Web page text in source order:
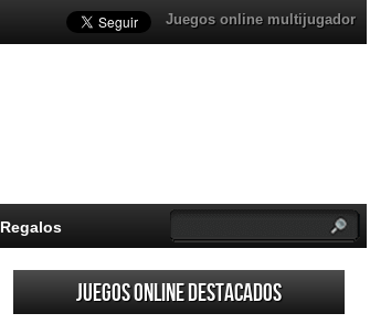
Juegos online multijugador
Regalos
Juegos online destacados